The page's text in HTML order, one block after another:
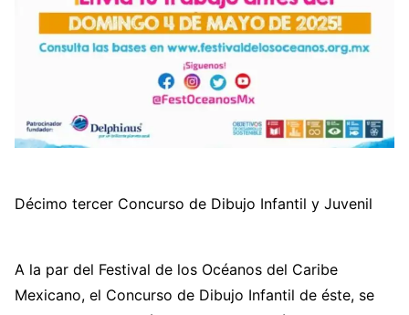
Décimo tercer Concurso de Dibujo Infantil y Juvenil
A la par del Festival de los Océanos del Caribe
Mexicano, el Concurso de Dibujo Infantil de éste, se